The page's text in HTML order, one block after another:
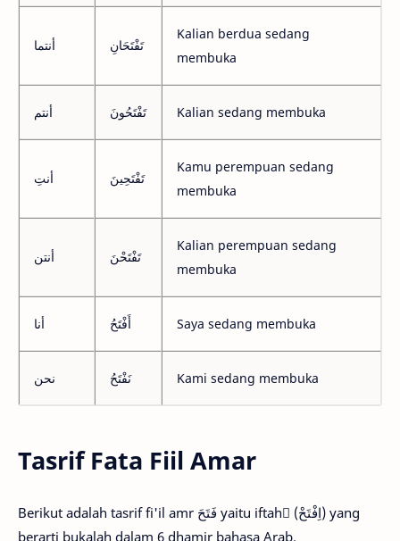
أنتما تَفْتَحَانِ
Kalian berdua sedang
membuka
أنتم تَفْتَحُونَ Kalian sedang membuka
أنتِ تَفْتَحِينَ
Kamu perempuan sedang
membuka
أنتن تَفْتَحْنَ
Kalian perempuan sedang
membuka
أنا أَفْتَحُ Saya sedang membuka
نحن نَفْتَحُ Kami sedang membuka
Tasrif Fata Fiil Amar
Berikut adalah tasrif fi'il amr فَتَحَ yaitu iftah ِ(اِفْتَحْ) yang
berarti bukalah dalam 6 dhamir bahasa Arab.